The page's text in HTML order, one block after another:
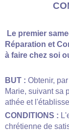
Le premier
Réparation et
à faire chez soi
BUT : Obtenir,
Marie, suivant sa
athée et
CONDITIONS :
chrétienne de